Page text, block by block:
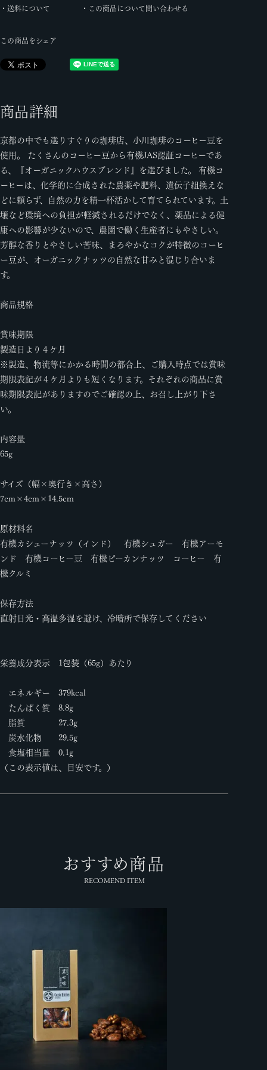
・送料について
・この商品について問い合わせる
この商品をシェア
商品詳細
京都の中でも選りすぐりの珈琲店、小川珈琲のコーヒー豆を
使用。 たくさんのコーヒー豆から有機JAS認証コーヒーであ
る、『オーガニックハウスブレンド』を選びました。 有機コ
ーヒーは、化学的に合成された農薬や肥料、遺伝子組換えな
どに頼らず、自然の力を精一杯活かして育てられています。土
壌など環境への負担が軽減されるだけでなく、薬品による健
康への影響が少ないので、農園で働く生産者にもやさしい。
芳醇な香りとやさしい苦味、まろやかなコクが特徴のコーヒ
ー豆が、オーガニックナッツの自然な甘みと混じり合いま
す。
商品規格
賞味期限
製造日より４ケ月
※製造、物流等にかかる時間の都合上、ご購入時点では賞味
期限表記が４ケ月よりも短くなります。それぞれの商品に賞
味期限表記がありますのでご確認の上、お召し上がり下さ
い。
内容量
65g
サイズ（幅×奥行き×高さ）
7cm×4cm×14.5cm
原材料名
有機カシューナッツ（インド） 有機シュガー 有機アーモ
ンド 有機コーヒー豆 有機ピーカンナッツ コーヒー 有
機クルミ
保存方法
直射日光・高温多湿を避け、冷暗所で保存してください
栄養成分表示 1包装（65g）あたり
エネルギー 379kcal
たんぱく質 8.8g
脂質 27.3g
炭水化物 29.5g
食塩相当量 0.1g
（この表示値は、目安です。）
おすすめ商品
RECOMEND ITEM